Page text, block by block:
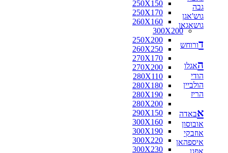
250X150
250X170
260X160
300X200
250X200
260X250
270X170
270X200
280X110
280X180
280X190
280X200
290X150
300X160
300X190
300X220
300X230
גבה
גוש'אגן
גושאגאן
דורוחש
האגלו
הודי
הולביין
הריז
אבאדה
אובוסון
אוזבקי
איספהאן